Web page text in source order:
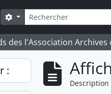
Rechercher
Search options
des l'Association
: